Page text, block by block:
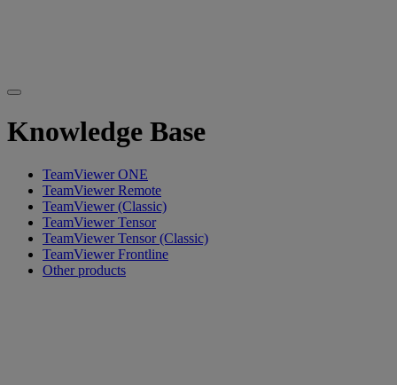
Knowledge Base
TeamViewer ONE
TeamViewer Remote
TeamViewer (Classic)
TeamViewer Tensor
TeamViewer Tensor (Classic)
TeamViewer Frontline
Other products